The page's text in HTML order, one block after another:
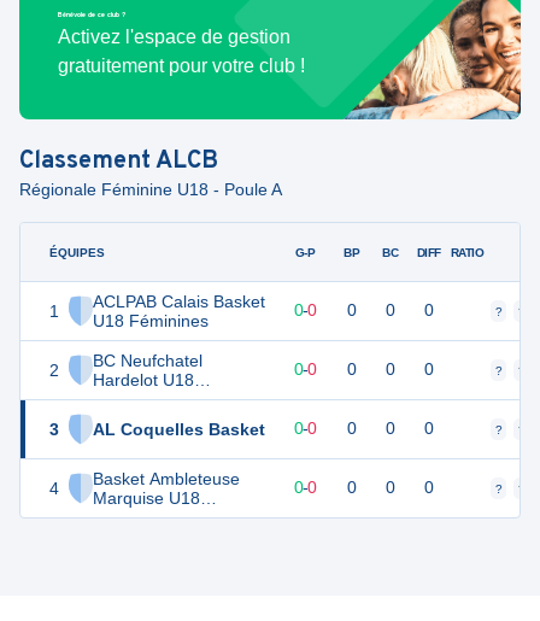
Bénévole de ce club ?
Activez l'espace de gestion
gratuitement pour votre club !
ClassementALCB
Régionale Féminine U18 - Poule A
ÉQUIPES
1
ACLPAB Calais Basket
U18 Féminines
2
BC Neufchatel
Hardelot U18
Féminines
3
AL Coquelles Basket
4
Basket Ambleteuse
Marquise U18
Féminines
G-P BP BC DIFF RATIO
0 0 0-0 0 0 0 ? ?
0-0 0 0 0 ? ?
0 0 0-0 0 0 0 ? ?
0 0-0 0 0 0 ? ?